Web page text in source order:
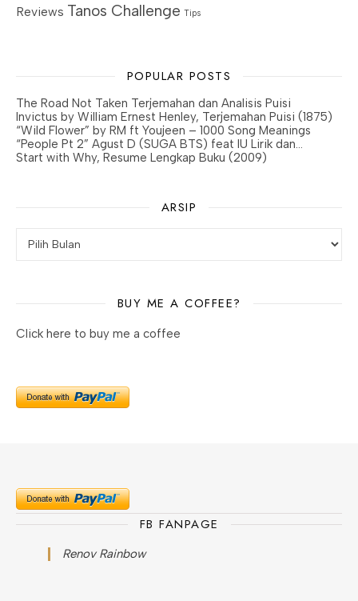
Reviews Tanos Challenge Tips
POPULAR POSTS
The Road Not Taken Terjemahan dan Analisis Puisi
Invictus by William Ernest Henley, Terjemahan Puisi (1875)
“Wild Flower” by RM ft Youjeen – 1000 Song Meanings
“People Pt 2” Agust D (SUGA BTS) feat IU Lirik dan…
Start with Why, Resume Lengkap Buku (2009)
ARSIP
BUY ME A COFFEE?
Click here to buy me a coffee
FB FANPAGE
Renov Rainbow